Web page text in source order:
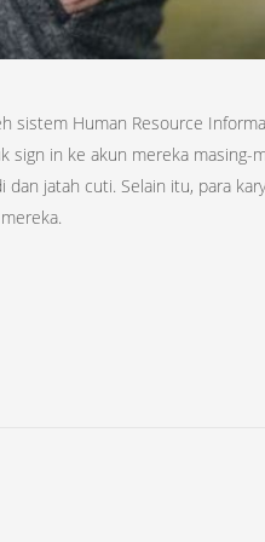
sistem Human Resource
sign in ke akun mereka
jatah cuti. Selain itu, para